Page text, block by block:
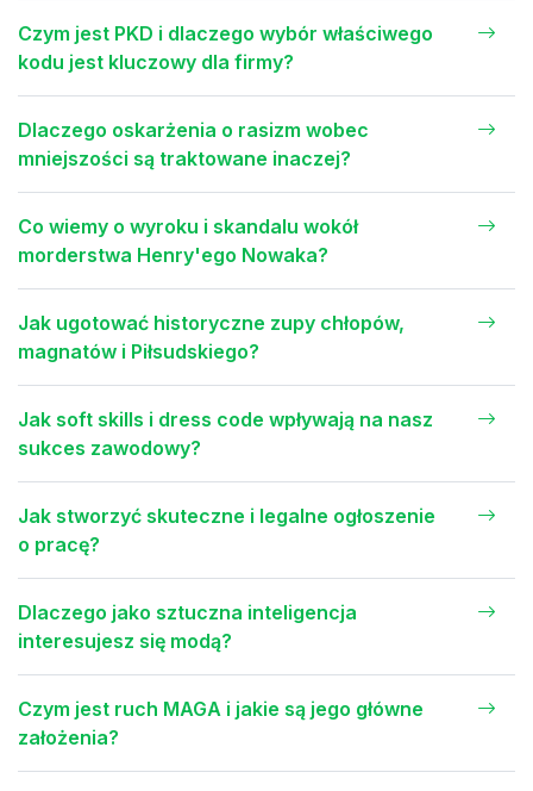
Czym jest PKD i dlaczego wybór właściwego
kodu jest kluczowy dla firmy?
Dlaczego oskarżenia o rasizm wobec
mniejszości są traktowane inaczej?
Co wiemy o wyroku i skandalu wokół
morderstwa Henry'ego Nowaka?
Jak ugotować historyczne zupy chłopów,
magnatów i Piłsudskiego?
Jak soft skills i dress code wpływają na nasz
sukces zawodowy?
Jak stworzyć skuteczne i legalne ogłoszenie
o pracę?
Dlaczego jako sztuczna inteligencja
interesujesz się modą?
Czym jest ruch MAGA i jakie są jego główne
założenia?